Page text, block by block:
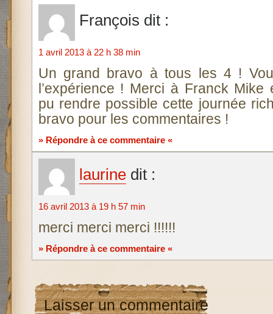
François dit :
1 avril 2013 à 22 h 38 min
Un grand bravo à tous les 4 !
l’expérience ! Merci à Franck Mike
pu rendre possible cette journée
bravo pour les commentaires !
» Répondre à ce commentaire «
laurine dit :
16 avril 2013 à 19 h 57 min
merci merci merci !!!!!!
» Répondre à ce commentaire «
Laisser un commentaire